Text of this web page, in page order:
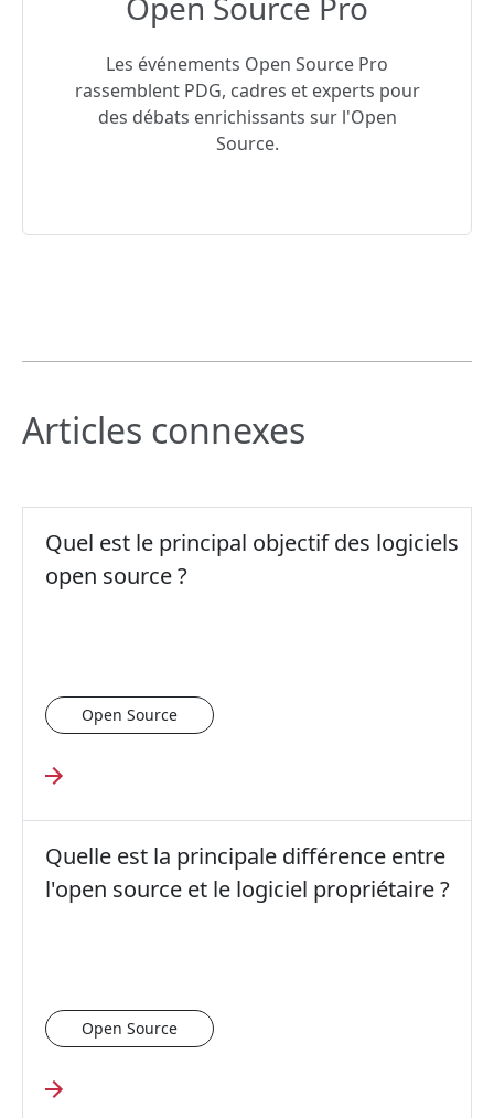
Les événements Open Source Pro
rassemblent PDG, cadres et experts pour
des débats enrichissants sur l'Open
Source.
Articles connexes
Quel est le principal objectif des logiciels
open source ?
Open Source
Quelle est la principale différence entre
l'open source et le logiciel propriétaire ?
Open Source